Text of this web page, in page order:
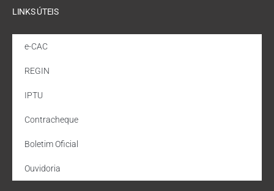
LINKS ÚTEIS
e-CAC
REGIN
IPTU
Contracheque
Boletim Oficial
Ouvidoria